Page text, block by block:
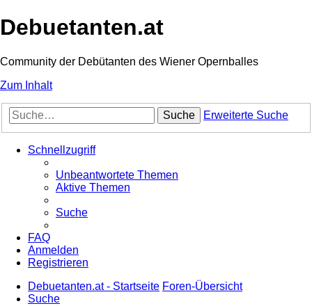
Debuetanten.at
Community der Debütanten des Wiener Opernballes
Zum Inhalt
Suche Erweiterte Suche
Schnellzugriff
Unbeantwortete Themen
Aktive Themen
Suche
FAQ
Anmelden
Registrieren
Debuetanten.at - Startseite Foren-Übersicht
Suche